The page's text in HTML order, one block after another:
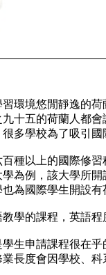
環境悠閒靜逸的
十五的荷蘭人都會
多學校為了吸引
百種以上的國際修習
為例，該大學所開
為國際學生開設有
學的課程，英語
學生申請課程很在
長度會因學校、科